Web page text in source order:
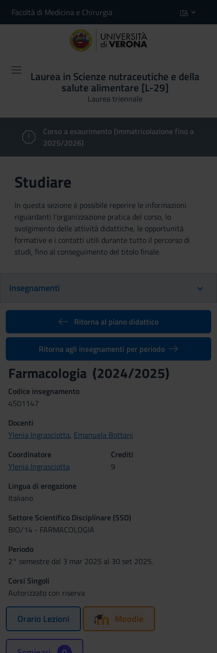
Facoltà di Medicina e Chirurgia ITA
Laurea in Scienze nutraceutiche e della
salute alimentare [L-29]
Laurea triennale
Corso a esaurimento (Immatricolazione fino a
2025/2026)
Studiare
In questa sezione è possibile reperire le informazioni
riguardanti l'organizzazione pratica del corso, lo
svolgimento delle attività didattiche, le opportunità
formative e i contatti utili durante tutto il percorso di
studi, fino al conseguimento del titolo finale.
Insegnamenti
Ritorna al piano didattico
Ritorna agli insegnamenti per periodo
Farmacologia (2024/2025)
Codice insegnamento
4S01147
Docenti
Ylenia Ingrasciotta, Emanuela Bottani
Coordinatore
Ylenia Ingrasciotta
Crediti
9
Lingua di erogazione
Italiano
Settore Scientifico Disciplinare (SSD)
BIO/14 - FARMACOLOGIA
Periodo
2° semestre dal 3 mar 2025 al 30 set 2025.
Corsi Singoli
Autorizzato con riserva
Orario Lezioni Moodle